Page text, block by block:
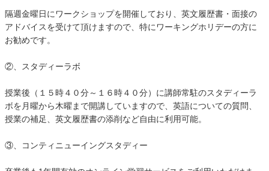
隔週金曜日にワークショップを開催しており、英文履歴書・面接の
アドバイスを受けて頂けますので、特にワーキングホリデーの方に
お勧めです。
②、スタディーラボ
授業後（１５時４０分～１６時４０分）に講師常駐のスタディーラ
ボを月曜から木曜まで開講していますので、英語についての質問、
授業の補足、英文履歴書の添削など自由に利用可能。
③、コンティニューイングスタディー